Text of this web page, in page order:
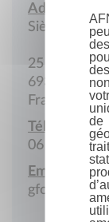
Adresse :
Siège social
25 Avenue
69370
France
Téléphone
06 37 63 78
Email :
de